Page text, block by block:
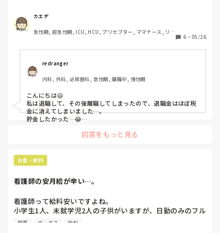
もちろんいただけるだけありがたいんですが、看護師って夜
勤ありきの給料で退職金って安いんだなって思ってしまって
から、これじゃぁ年金以外に2000万円なんて無理で死ぬま
転職された皆さんは退職金って取っておいてますか？また皆
さんは将来のために何かされてますか？
退職金って貯蓄してますか？恥ずかしながら育休で減った貯
金を補ったら無くなりそうです…
カエデ
急性期, 超急性期, ICU, HCU, プリセプター, ママナース, リー
6 ・ 05/26
redranger
内科, 外科, 泌尿器科, 急性期, 離職中, 慢性期
こんにちは😃
私は退職して、その後離職してしまったので、退職金はほぼ税
金に消えてしまいました…。
貯金したかった…😂
回答をもっと見る
お金・給料
看護師の安月給が辛い…。
看護師って給料安いですよね。
小学生1人、未就学児2人の子供がいますが、日勤のみのフル
タイムで働いており、毎月カツカツです…。
貯蓄 ボーナス 給料